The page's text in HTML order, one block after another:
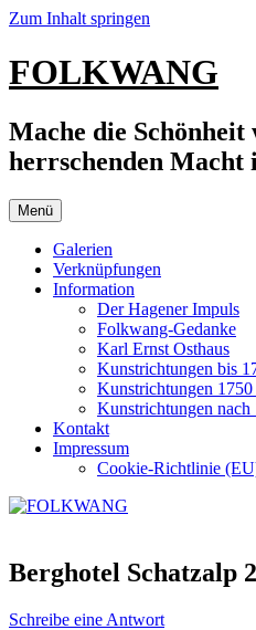
Zum Inhalt springen
FOLKWANG
Mache die
herrschenden Macht
Menü
Galerien
Verknüpfungen
Information
Der Hagener Impuls
Folkwang-Gedanke
Karl Ernst Osthaus
Kunstrichtungen bis
Kunstrichtungen
Kunstrichtungen nach
Kontakt
Impressum
Cookie-Richtlinie
Berghotel Schatzalp 2
Schreibe eine Antwort